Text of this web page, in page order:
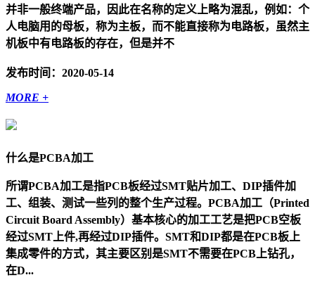
并非一般终端产品，因此在名称的定义上略为混乱，例如：个
人电脑用的母板，称为主板，而不能直接称为电路板，虽然主
机板中有电路板的存在，但是并不
发布时间：2020-05-14
MORE +
什么是PCBA加工
所谓PCBA加工是指PCB板经过SMT贴片加工、DIP插件加
工、组装、测试一些列的整个生产过程。PCBA加工（Printed
Circuit Board Assembly）基本核心的加工工艺是把PCB空板
经过SMT上件,再经过DIP插件。SMT和DIP都是在PCB板上
集成零件的方式，其主要区别是SMT不需要在PCB上钻孔，
在D...